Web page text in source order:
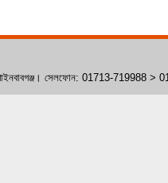
চাঁপাইনবাবগঞ্জ। সেলফোন: 01713-